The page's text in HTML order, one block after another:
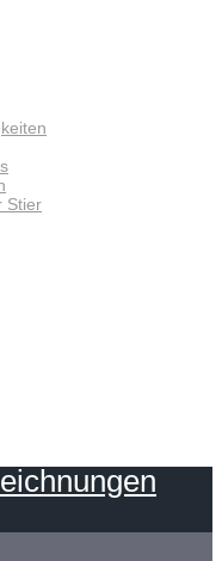
Stier